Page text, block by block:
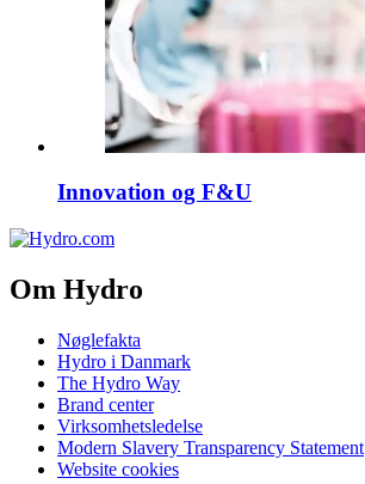
Innovation og F&U
Om Hydro
Nøglefakta
Hydro i Danmark
The Hydro Way
Brand center
Virksomhetsledelse
Modern Slavery Transparency Statement
Website cookies